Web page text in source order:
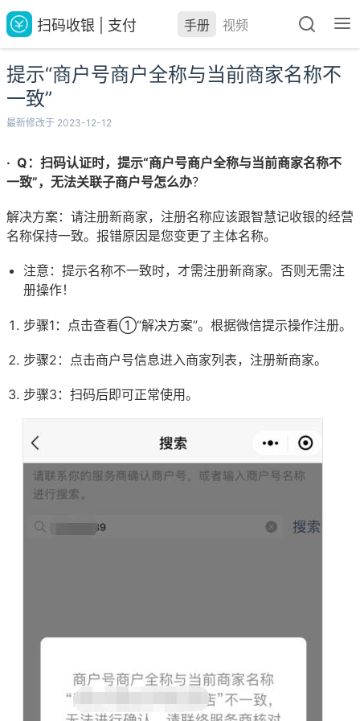
扫码收银 | 支付 手册 视频
提示“商户号商户全称与当前商家名称不
一致”
最新修改于 2023-12-12
· Q：扫码认证时，提示“商户号商户全称与当前商家名称不
一致”，无法关联子商户号怎么办？
解决方案：请注册新商家，注册名称应该跟智慧记收银的经营
名称保持一致。报错原因是您变更了主体名称。
注意：提示名称不一致时，才需注册新商家。否则无需注
册操作！
步骤1：点击查看①“解决方案”。根据微信提示操作注册。
步骤2：点击商户号信息进入商家列表，注册新商家。
步骤3：扫码后即可正常使用。